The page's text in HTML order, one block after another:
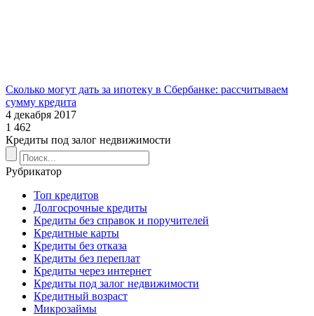
Сколько могут дать за ипотеку в Сбербанке: рассчитываем
сумму кредита
4 декабря 2017
1 462
Кредиты под залог недвижимости
Рубрикатор
Топ кредитов
Долгосрочные кредиты
Кредиты без справок и поручителей
Кредитные карты
Кредиты без отказа
Кредиты без переплат
Кредиты через интернет
Кредиты под залог недвижимости
Кредитный возраст
Микрозаймы